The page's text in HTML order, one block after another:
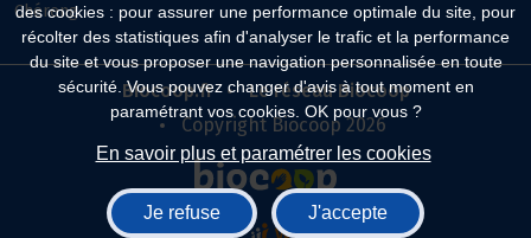
des cookies : pour assurer une performance optimale du site, pour
récolter des statistiques afin d'analyser le trafic et la performance
du site et vous proposer une navigation personnalisée en toute
sécurité. Vous pouvez changer d'avis à tout moment en
paramétrant vos cookies. OK pour vous ?
En savoir plus et paramétrer les cookies
Je refuse J'accepte
Chéreng
Biocoop.fr
Le réseau Biocoop
Copyright Biocoop 2026